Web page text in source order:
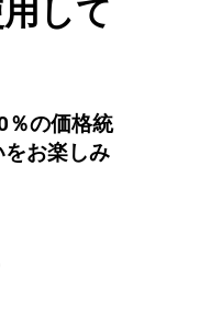
して
％の価格統
お楽しみ